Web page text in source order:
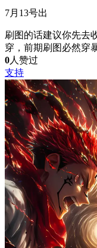
7月13号出
刷图的话建议你先去
穿，前期刷图必然穿
0人赞过
支持